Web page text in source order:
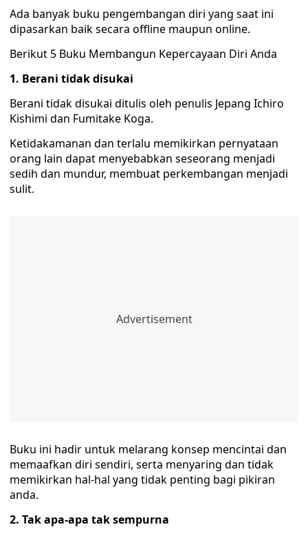
Ada banyak buku pengembangan diri yang saat ini
dipasarkan baik secara offline maupun online.
Berikut 5 Buku Membangun Kepercayaan Diri Anda
1. Berani tidak disukai
Berani tidak disukai ditulis oleh penulis Jepang Ichiro
Kishimi dan Fumitake Koga.
Ketidakamanan dan terlalu memikirkan pernyataan
orang lain dapat menyebabkan seseorang menjadi
sedih dan mundur, membuat perkembangan menjadi
sulit.
Buku ini hadir untuk melarang konsep mencintai dan
memaafkan diri sendiri, serta menyaring dan tidak
memikirkan hal-hal yang tidak penting bagi pikiran
anda.
2. Tak apa-apa tak sempurna